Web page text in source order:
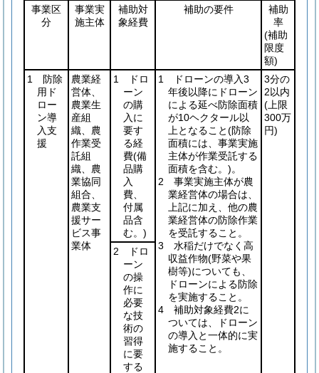
事業区
分
事業実
施主体
補助対
象経費
補助の要件
補助
率
(補助
限度
額)
1 防除
用ド
ロー
ン導
入支
援
農業経
営体、
農業生
産組
織、農
作業受
託組
織、農
業協同
組合、
農業支
援サー
ビス事
業体
1 ドロ
ーン
の購
入に
要す
る経
費(備
品購
入
費、
付属
品含
む。)
1 ドローンの導入3
年後以降にドローン
による延べ防除面積
が10ヘクタール以
上となること(防除
面積には、事業実施
主体が作業受託する
面積を含む。)。
2 事業実施主体が農
業経営体の場合は、
上記に加え、他の農
業経営体の防除作業
を受託すること。
3 水稲だけでなく高
収益作物(野菜や果
樹等)についても、
ドローンによる防除
を実施すること。
4 補助対象経費2に
ついては、ドローン
の導入と一体的に実
施すること。
3分の
2以内
(上限
300万
円)
2 ドロ
ーン
の操
作に
必要
な技
術の
習得
に要
する